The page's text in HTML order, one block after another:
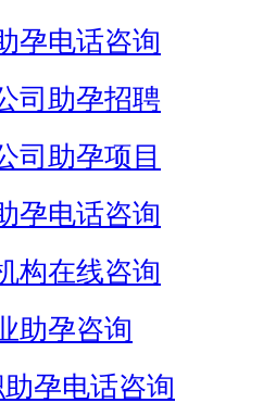
孕电话咨询
司助孕招聘
司助孕项目
孕电话咨询
构在线咨询
助孕咨询
孕电话咨询